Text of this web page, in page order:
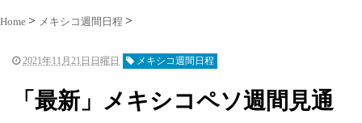
Home メキシコ週間日程
2021年11月21日日曜日 メキシコ週間日程
「最新」メキシコペソ週間見通